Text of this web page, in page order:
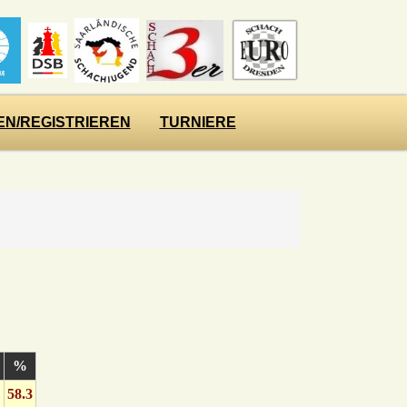
REGISTRIEREN TURNIERE
%
58.3